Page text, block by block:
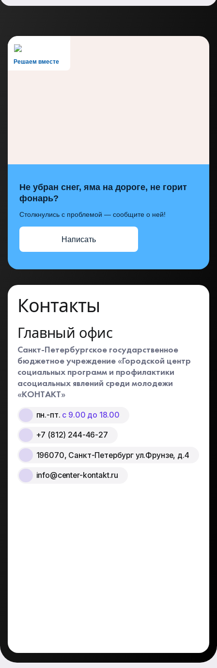
Решаем вместе
Не убран снег, яма на дороге, не горит
фонарь?
Столкнулись с проблемой — сообщите о ней!
Написать
Контакты
Главный офис
Санкт-Петербургское государственное
бюджетное учреждение «Городской центр
социальных программ и профилактики
асоциальных явлений среди молодежи
«КОНТАКТ»
пн.-пт. с 9.00 до 18.00
+7 (812) 244-46-27
196070, Санкт-Петербург ул.Фрунзе, д.4
info@center-kontakt.ru